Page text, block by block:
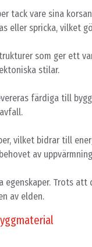
tack vare sina
eller spricka, vilket
som ger ett
stilar.
färdiga till
vilket bidrar till
av
egenskaper. Trots
av elden.